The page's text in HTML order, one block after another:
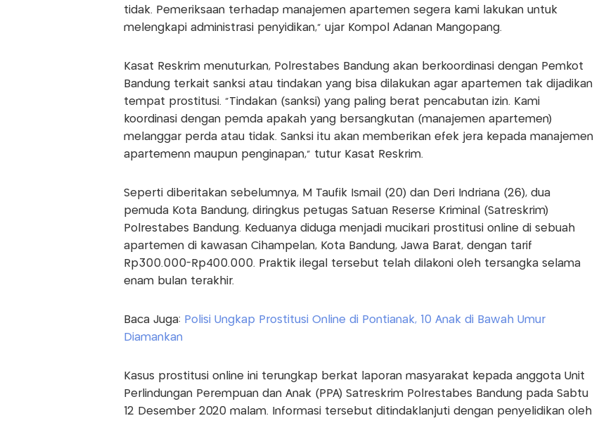
tidak. Pemeriksaan terhadap manajemen apartemen segera kami lakukan untuk
melengkapi administrasi penyidikan," ujar Kompol Adanan Mangopang.
Kasat Reskrim menuturkan, Polrestabes Bandung akan berkoordinasi dengan Pemkot
Bandung terkait sanksi atau tindakan yang bisa dilakukan agar apartemen tak dijadikan
tempat prostitusi. "Tindakan (sanksi) yang paling berat pencabutan izin. Kami
koordinasi dengan pemda apakah yang bersangkutan (manajemen apartemen)
melanggar perda atau tidak. Sanksi itu akan memberikan efek jera kepada manajemen
apartemenn maupun penginapan," tutur Kasat Reskrim.
Seperti diberitakan sebelumnya, M Taufik Ismail (20) dan Deri Indriana (26), dua
pemuda Kota Bandung, diringkus petugas Satuan Reserse Kriminal (Satreskrim)
Polrestabes Bandung. Keduanya diduga menjadi mucikari prostitusi online di sebuah
apartemen di kawasan Cihampelan, Kota Bandung, Jawa Barat, dengan tarif
Rp300.000-Rp400.000. Praktik ilegal tersebut telah dilakoni oleh tersangka selama
enam bulan terakhir.
Baca Juga: Polisi Ungkap Prostitusi Online di Pontianak, 10 Anak di Bawah Umur
Diamankan
Kasus prostitusi online ini terungkap berkat laporan masyarakat kepada anggota Unit
Perlindungan Perempuan dan Anak (PPA) Satreskrim Polrestabes Bandung pada Sabtu
12 Desember 2020 malam. Informasi tersebut ditindaklanjuti dengan penyelidikan oleh